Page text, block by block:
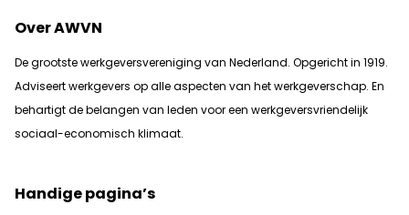
Over AWVN
De grootste werkgeversvereniging van Nederland. Opgericht in 1919.
Adviseert werkgevers op alle aspecten van het werkgeverschap. En
behartigt de belangen van leden voor een werkgeversvriendelijk
sociaal-economisch klimaat.
Handige pagina’s